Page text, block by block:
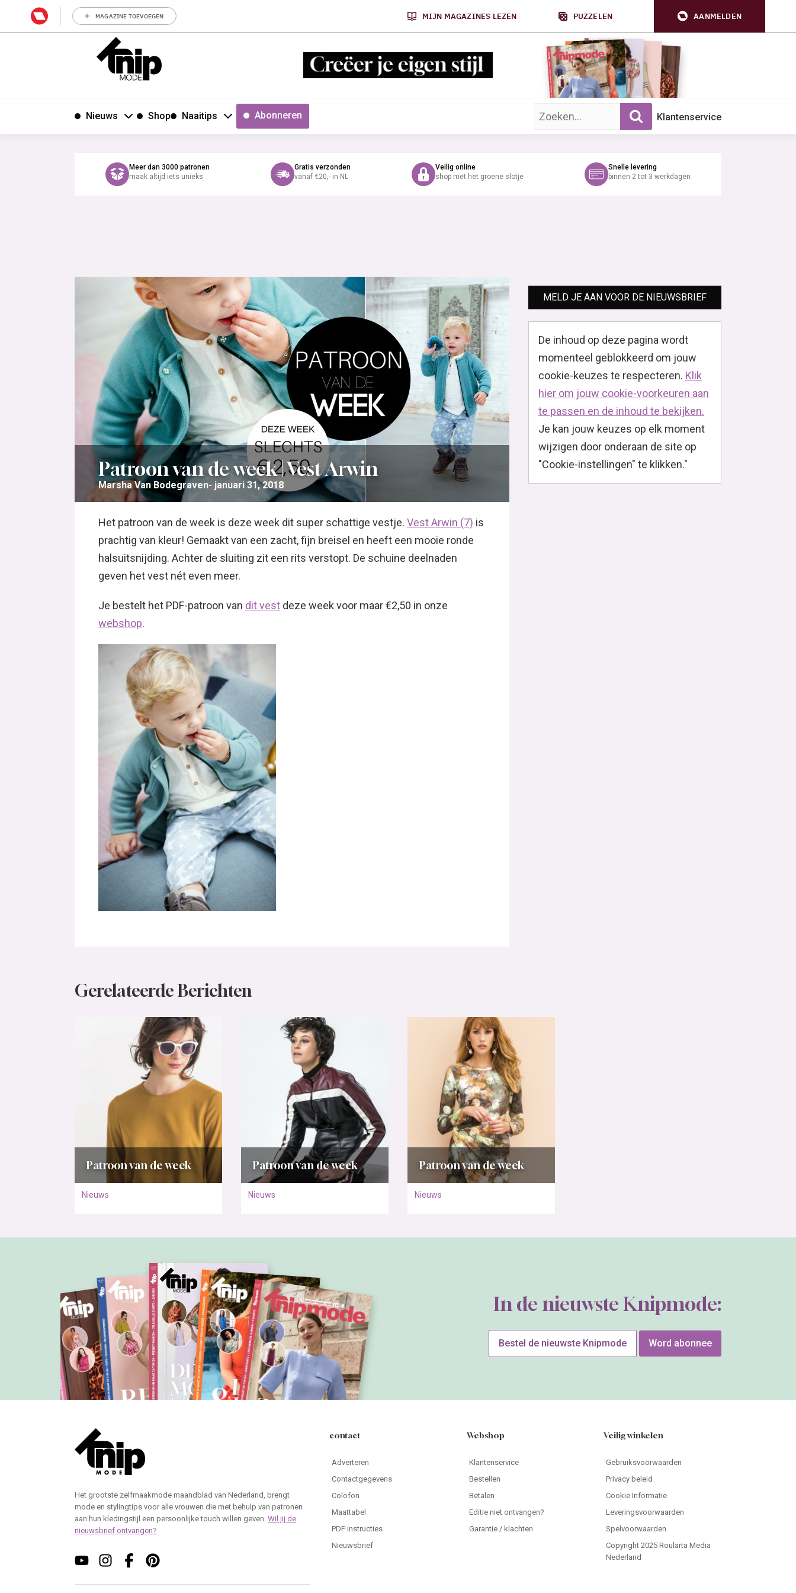
MAGAZINE TOEVOEGEN MIJN MAGAZINES LEZEN PUZZELEN AANMELDEN
Nieuws Shop Naaitips Abonneren Zoek op trefwoord: Klantenservice
Meer dan 3000 patronen
maak altijd iets unieks
Gratis verzonden
vanaf €20,- in NL
Veilig online
shop met het groene slotje
Snelle levering
binnen 2 tot 3 werkdagen
Patroon van de week | Vest Arwin
Marsha Van Bodegraven januari 31, 2018
Het patroon van de week is deze week dit super schattige vestje. Vest Arwin (7) is
prachtig van kleur! Gemaakt van een zacht, fijn breisel en heeft een mooie ronde
halsuitsnijding. Achter de sluiting zit een rits verstopt. De schuine deelnaden
geven het vest nét even meer.
Je bestelt het PDF-patroon van dit vest deze week voor maar €2,50 in onze
webshop.
MELD JE AAN VOOR DE NIEUWSBRIEF
De inhoud op deze pagina wordt
momenteel geblokkeerd om jouw
cookie-keuzes te respecteren. Klik
hier om jouw cookie-voorkeuren aan
te passen en de inhoud te bekijken.
Je kan jouw keuzes op elk moment
wijzigen door onderaan de site op
"Cookie-instellingen" te klikken."
Gerelateerde Berichten
Patroon van de week
Nieuws
Patroon van de week
Nieuws
Patroon van de week
Nieuws
In de nieuwste Knipmode:
Bestel de nieuwste Knipmode Word abonnee
Het grootste zelfmaakmode maandblad van Nederland, brengt
mode en stylingtips voor alle vrouwen die met behulp van patronen
aan hun kledingstijl een persoonlijke touch willen geven. Wil jij de
nieuwsbrief ontvangen?
contact
Adverteren
Contactgegevens
Colofon
Maattabel
PDF instructies
Nieuwsbrief
Webshop
Klantenservice
Bestellen
Betalen
Editie niet ontvangen?
Garantie / klachten
Veilig winkelen
Gebruiksvoorwaarden
Privacy beleid
Cookie Informatie
Leveringsvoorwaarden
Spelvoorwaarden
Copyright 2025 Roularta Media
Nederland